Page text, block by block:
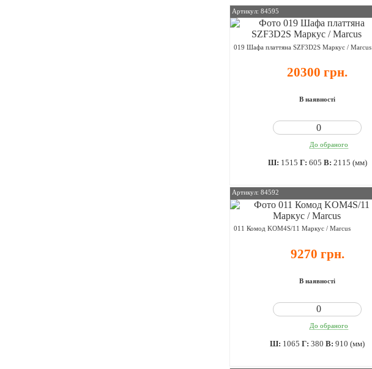
Артикул: 84595
019 Шафа платтяна SZF3D2S Маркус / Marcus
20300 грн.
В наявності
До обраного
Ш: 1515 Г: 605 В: 2115 (мм)
Артикул: 84592
011 Комод KOM4S/11 Маркус / Marcus
9270 грн.
В наявності
До обраного
Ш: 1065 Г:380 В:910 (мм)